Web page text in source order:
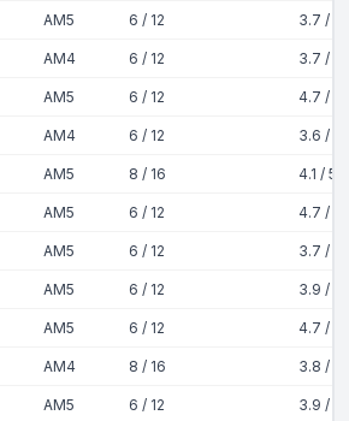
AM5 6 / 12 3.7 /
AM4 6 / 12 3.7 /
AM5 6 / 12 4.7 /
AM4 6 / 12 3.6 /
AM5 8 / 16 4.1 /
AM5 6 / 12 4.7 /
AM5 6 / 12 3.7 /
AM5 6 / 12 3.9 /
AM5 6 / 12 4.7 /
AM4 8 / 16 3.8 /
AM5 6 / 12 3.9 /